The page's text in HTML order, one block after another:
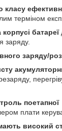
класу
терміном
батареї
заряду.
заряду/
поетапної
плати
високий